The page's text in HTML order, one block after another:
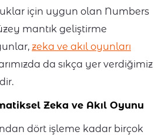
için uygun olan Numbers
mantık geliştirme
zeka ve akıl oyunları
da sıkça yer verdiğimiz
Zeka ve Akıl Oyunu
dört işleme kadar birçok